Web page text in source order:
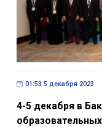
01:53 5 декабря 2023
4-5 декабря в